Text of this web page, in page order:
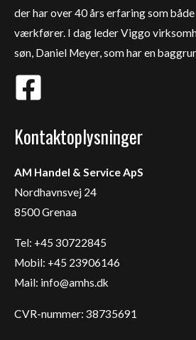
der har over 40 års erfaring som
værkfører. I dag leder Viggo
søn, Daniel Meyer, som har en
Kontaktoplysninger
AM Handel & Service ApS
Nordhavnsvej 24
8500 Grenaa
Tel: +45 30722845
Mobil: +45 23906146
Mail: info@amhs.dk
CVR-nummer: 38735691